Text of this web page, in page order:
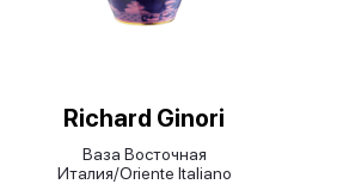
Richard Ginori
Ваза Восточная
Италия/Oriente Italiano